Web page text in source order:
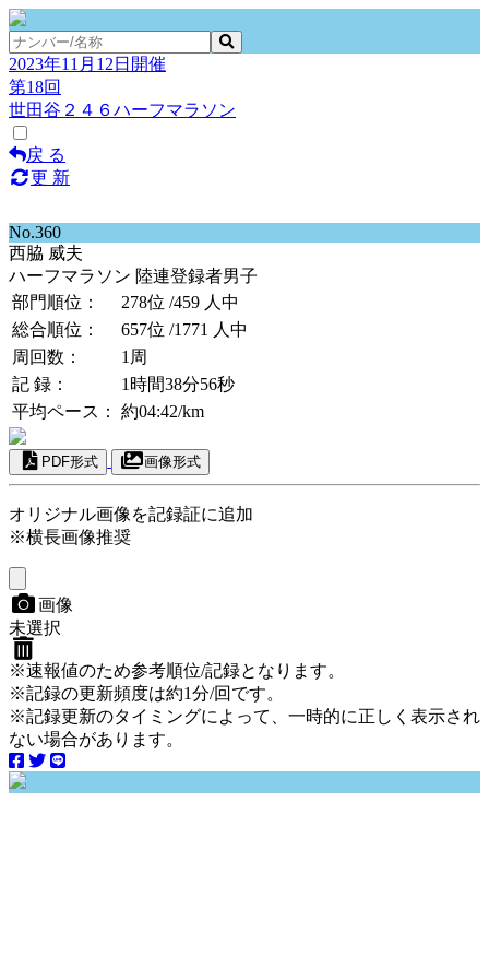
2023年11月12日開催
第18回
世田谷２４６ハーフマラソン
戻 る
更 新
No.360
西脇 威夫
ハーフマラソン 陸連登録者男子
部門順位：
278位 /459 人中
総合順位：
657位 /1771 人中
周回数：
1周
記 録：
1時間38分56秒
平均ペース：
約04:42/km
PDF形式 画像形式
オリジナル画像を記録証に追加
※横長画像推奨
画像
未選択
※速報値のため参考順位/記録となります。
※記録の更新頻度は約1分/回です。
※記録更新のタイミングによって、一時的に正しく表示され
ない場合があります。